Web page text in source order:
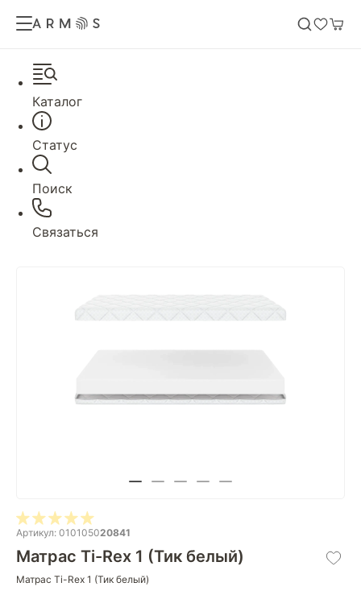
Каталог
Статус
Поиск
Связаться
Артикул: 010105020841
Матрас Ti-Rex 1 (Тик белый)
Матрас Ti-Rex 1 (Тик белый)